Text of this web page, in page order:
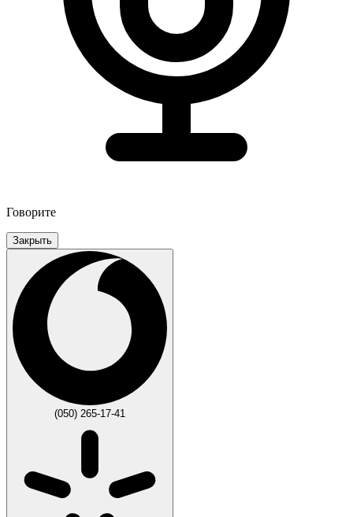
Говорите
Закрыть
(050) 265-17-41